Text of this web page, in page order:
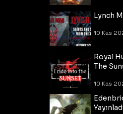
Lynch
10 Kas
Royal
The
10 Kas